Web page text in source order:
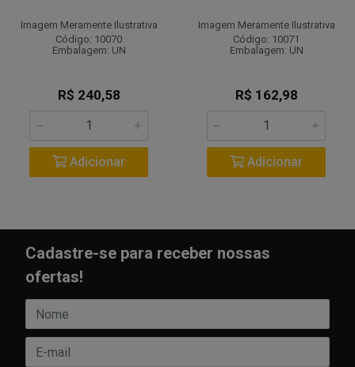
Imagem Meramente Ilustrativa
Código: 10070
Embalagem: UN
R$ 240,58
Adicionar
Imagem Meramente Ilustrativa
Código: 10071
Embalagem: UN
R$ 162,98
Adicionar
Cadastre-se para receber nossas
ofertas!